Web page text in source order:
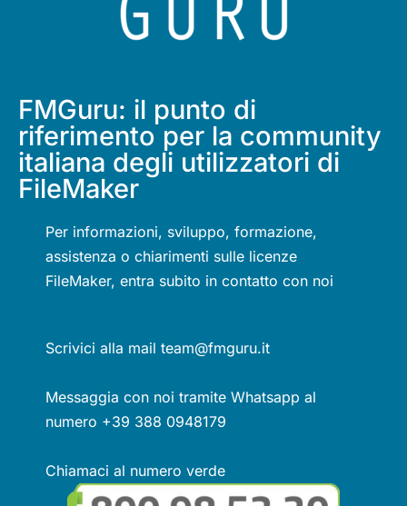
FMGuru: il punto di
riferimento per la community
italiana degli utilizzatori di
FileMaker
Per informazioni, sviluppo, formazione,
assistenza o chiarimenti sulle licenze
FileMaker, entra subito in contatto con noi
Scrivici alla mail team@fmguru.it
Messaggia con noi tramite Whatsapp al
numero +39 388 0948179
Chiamaci al numero verde